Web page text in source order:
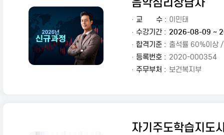
· 교 수 : 이민태
· 수강기간 : 2026-08-09 ~
· 합격기준 : 출석률 60%이상
· 등록번호 : 2020-000354
· 주무부처 : 보건복지부
자기주도학습지도